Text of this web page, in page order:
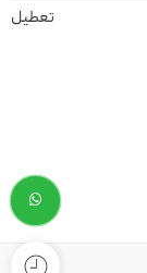
تعطیل